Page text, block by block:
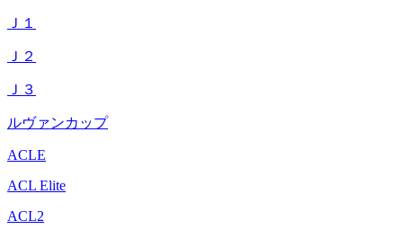
Ｊ１
Ｊ２
Ｊ３
ルヴァンカップ
ACLE
ACL Elite
ACL2